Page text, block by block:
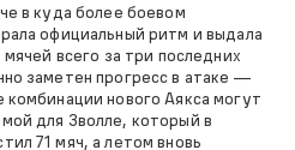
в куда более боевом
официальный ритм и выдала
всего за три последних
заметен прогресс в атаке —
нового Аякса могут
для Зволле, который в
71 мяч, а летом вновь